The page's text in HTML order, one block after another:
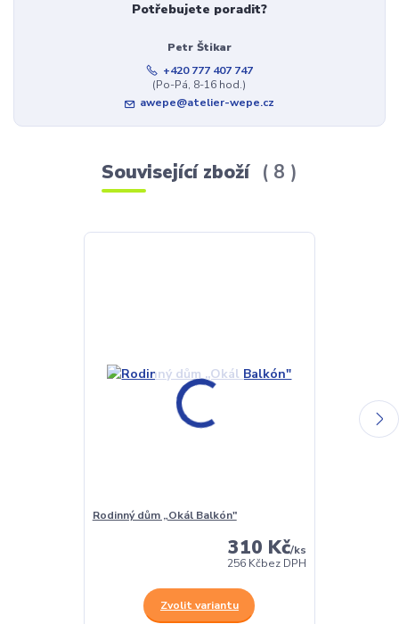
Potřebujete poradit?
Petr Štikar
+420 777 407 747
(Po-Pá, 8-16 hod.)
awepe@atelier-wepe.cz
Související zboží 8
Rodinný dům „Okál Balkón"
310 Kč/ks
256 Kčbez DPH
Zvolit variantu